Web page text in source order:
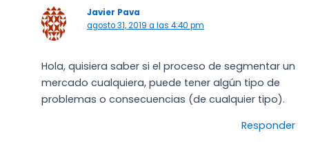
Javier Pava
agosto 31, 2019 a las 4:40 pm
Hola, quisiera saber si el proceso de segmentar un
mercado cualquiera, puede tener algún tipo de
problemas o consecuencias (de cualquier tipo).
Responder